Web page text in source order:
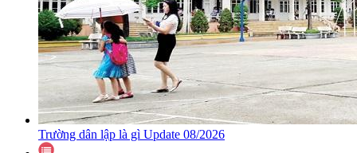
Trường dân lập là gì Update 08/2026